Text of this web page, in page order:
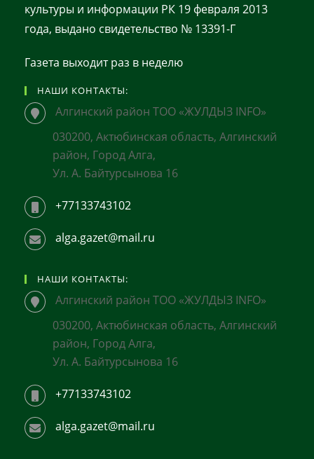
культуры и информации РК 19 февраля 2013
года, выдано свидетельство № 13391-Г
Газета выходит раз в неделю
НАШИ КОНТАКТЫ:
Алгинский район ТОО «ЖУЛДЫЗ INFO»
030200, Актюбинская область, Алгинский
район, Город Алга,
Ул. А. Байтурсынова 16
+77133743102
alga.gazet@mail.ru
НАШИ КОНТАКТЫ:
Алгинский район ТОО «ЖУЛДЫЗ INFO»
030200, Актюбинская область, Алгинский
район, Город Алга,
Ул. А. Байтурсынова 16
+77133743102
alga.gazet@mail.ru